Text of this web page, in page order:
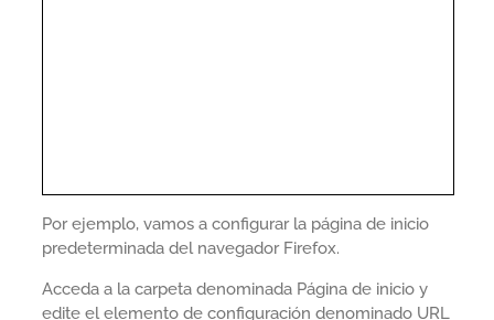
Por ejemplo, vamos a configurar la página de inicio
predeterminada del navegador Firefox.
Acceda a la carpeta denominada Página de inicio y
edite el elemento de configuración denominado URL